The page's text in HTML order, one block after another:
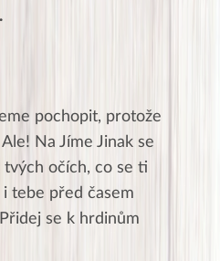
pochopit, protože
Na Jíme Jinak se
tvých očích, co se ti
tebe před časem
se k hrdinům